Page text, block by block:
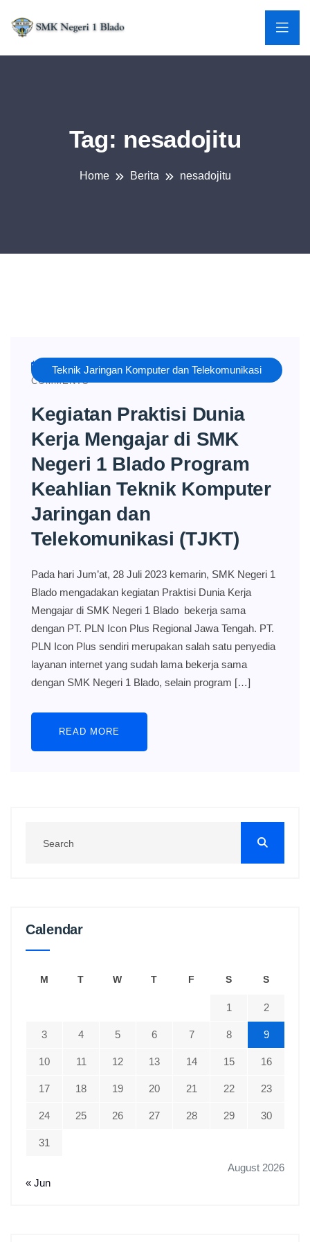
Tag: nesadojitu
Home Berita nesadojitu
Teknik Jaringan Komputer dan Telekomunikasi
AUGUST 3, 2023 RIZQI
NO
COMMENTS
Kegiatan Praktisi Dunia
Kerja Mengajar di SMK
Negeri 1 Blado Program
Keahlian Teknik Komputer
Jaringan dan
Telekomunikasi (TJKT)
Pada hari Jum’at, 28 Juli 2023 kemarin, SMK Negeri 1
Blado mengadakan kegiatan Praktisi Dunia Kerja
Mengajar di SMK Negeri 1 Blado bekerja sama
dengan PT. PLN Icon Plus Regional Jawa Tengah. PT.
PLN Icon Plus sendiri merupakan salah satu penyedia
layanan internet yang sudah lama bekerja sama
dengan SMK Negeri 1 Blado, selain program […]
READ MORE
Calendar
August 2026
M T W T F S S
1 2
3 4 5 6 7 8 9
10 11 12 13 14 15 16
17 18 19 20 21 22 23
24 25 26 27 28 29 30
31
« Jun